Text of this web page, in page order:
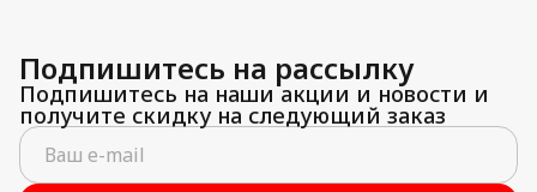
Подпишитесь на рассылку
Подпишитесь на наши акции и новости и
получите скидку на следующий заказ